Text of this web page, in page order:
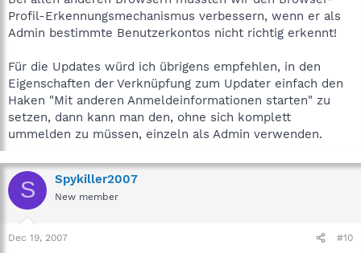
Profil-Erkennungsmechanismus verbessern, wenn er als
Admin bestimmte Benutzerkontos nicht richtig erkennt!
Für die Updates würd ich übrigens empfehlen, in den
Eigenschaften der Verknüpfung zum Updater einfach den
Haken "Mit anderen Anmeldeinformationen starten" zu
setzen, dann kann man den, ohne sich komplett
ummelden zu müssen, einzeln als Admin verwenden.
S Spykiller2007
New member
Dec 19, 2007 #10